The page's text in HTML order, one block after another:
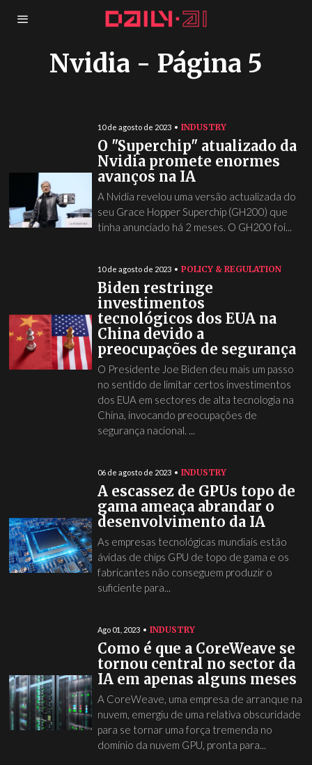
Nvidia - Página 5
10 de agosto de 2023 INDUSTRY
O "Superchip" atualizado da
Nvidia promete enormes
avanços na IA
A Nvidia revelou uma versão actualizada do
seu Grace Hopper Superchip (GH200) que
tinha anunciado há 2 meses. O GH200 foi...
10 de agosto de 2023 POLICY & REGULATION
Biden restringe
investimentos
tecnológicos dos EUA na
China devido a
preocupações de segurança
O Presidente Joe Biden deu mais um passo
no sentido de limitar certos investimentos
dos EUA em sectores de alta tecnologia na
China, invocando preocupações de
segurança nacional. ...
06 de agosto de 2023 INDUSTRY
A escassez de GPUs topo de
gama ameaça abrandar o
desenvolvimento da IA
As empresas tecnológicas mundiais estão
ávidas de chips GPU de topo de gama e os
fabricantes não conseguem produzir o
suficiente para...
Ago 01, 2023 INDUSTRY
Como é que a CoreWeave se
tornou central no sector da
IA em apenas alguns meses
A CoreWeave, uma empresa de arranque na
nuvem, emergiu de uma relativa obscuridade
para se tornar uma força tremenda no
domínio da nuvem GPU, pronta para...